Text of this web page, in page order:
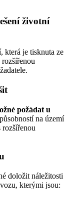
životní
která je tisknuta ze
požádat u
na území
doložit náležitosti
kterými jsou: